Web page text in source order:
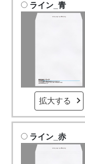
ライン_青
拡大する
ライン_赤